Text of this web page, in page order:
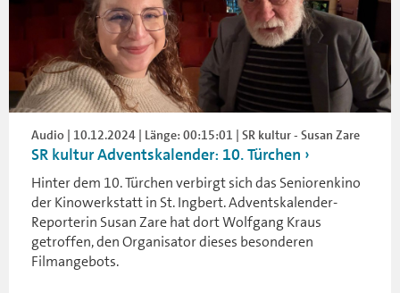
Audio | 10.12.2024 | Länge: 00:15:01 | SR kultur - Susan Zare
SR kultur Adventskalender: 10. Türchen
Hinter dem 10. Türchen verbirgt sich das Seniorenkino
der Kinowerkstatt in St. Ingbert. Adventskalender-
Reporterin Susan Zare hat dort Wolfgang Kraus
getroffen, den Organisator dieses besonderen
Filmangebots.